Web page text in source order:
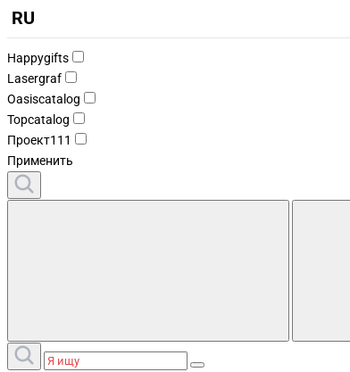
RU
Happygifts
Lasergraf
Oasiscatalog
Topcatalog
Проект111
Применить